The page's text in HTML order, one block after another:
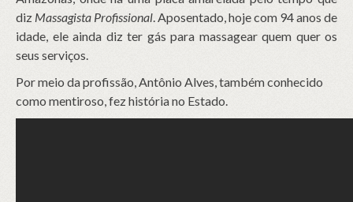
diz Massagista Profissional. Aposentado, hoje com 94 anos de
idade, ele ainda diz ter gás para massagear quem quer os
seus serviços.
Por meio da profissão, Antônio Alves, também conhecido
como mentiroso, fez história no Estado.